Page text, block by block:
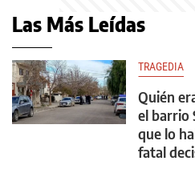
Las Más Leídas
TRAGEDIA
Quién
el barrio
que lo
fatal